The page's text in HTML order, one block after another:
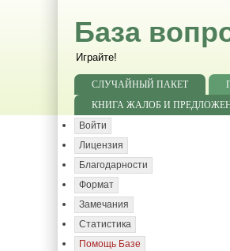
База
Играйте!
СЛУЧАЙНЫЙ ПАКЕТ
КНИГА ЖАЛОБ И
Войти
Лицензия
Благодарности
Формат
Замечания
Статистика
Помощь Базе